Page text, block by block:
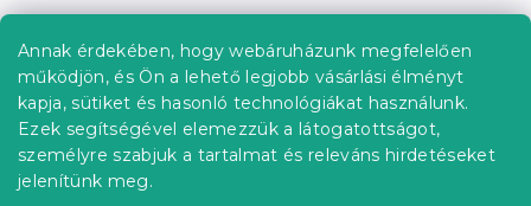
Annak érdekében, hogy webáruházunk megfelelően
működjön, és Ön a lehető legjobb vásárlási élményt
kapja, sütiket és hasonló technológiákat használunk.
Ezek segítségével elemezzük a látogatottságot,
személyre szabjuk a tartalmat és releváns hirdetéseket
jelenítünk meg.
i
r
á
n
y
í
t
á
Információ az Ön számára
Rendelés követése
Szállítási lehetőségek
Fizetési lehetőségek
Reklamáció és áruvisszaküldés